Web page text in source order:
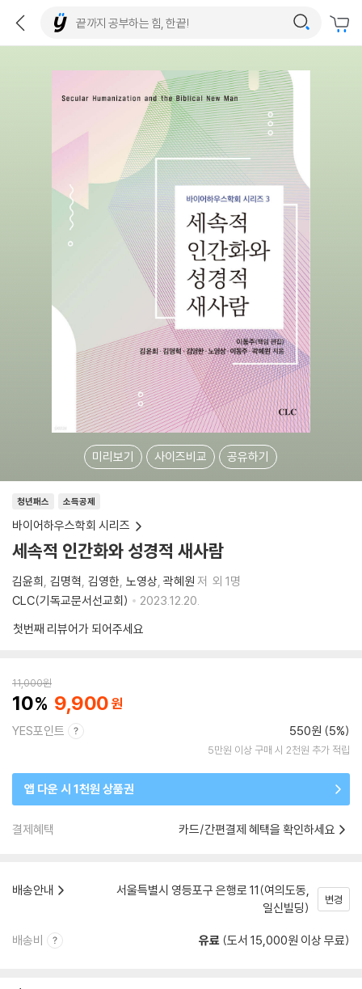
미리보기 사이즈비교 공유하기
소득공제
청년패스
바이어하우스학회 시리즈
세속적 인간화와 성경적 새사람
김윤희 김명혁 김영한 노영상 곽혜원 저 외 1명
CLC(기독교문서선교회)
2023.12.20.
첫번째 리뷰어가 되어주세요
11,000원
10 9,900
YES포인트 550원 (5%)
5만원 이상 구매 시 2천원 추가 적립
앱 다운 시 1천원 상품권
결제혜택 카드/간편결제 혜택을 확인하세요
배송안내
서울특별시 영등포구 은행로 11(여의도동,
일신빌딩)
변경
배송비 유료 (도서 15,000원 이상 무료)